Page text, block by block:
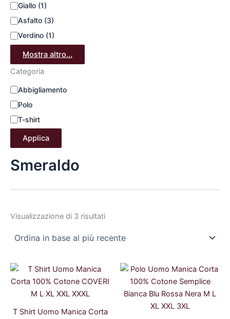
Giallo (1)
Asfalto (3)
Verdino (1)
Mostra altro...
Categoria
Abbigliamento
Polo
T-shirt
Applica
Smeraldo
Visualizzazione di 3 risultati
T Shirt Uomo Manica Corta
Il
originale
era:
Il
attuale
è:
Il
originale
era:
21,99 €.
Il
attuale
è: